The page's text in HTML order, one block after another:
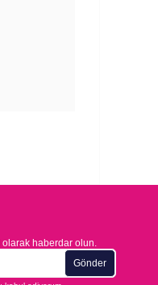
olarak haberdar olun.
Gönder